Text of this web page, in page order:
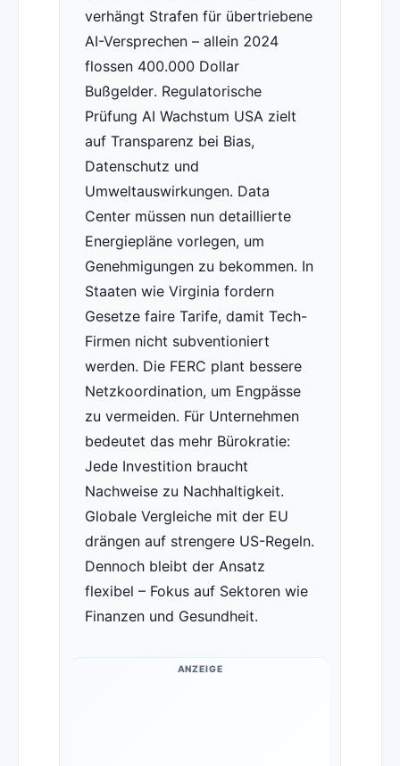
verhängt Strafen für übertriebene
AI-Versprechen – allein 2024
flossen 400.000 Dollar
Bußgelder. Regulatorische
Prüfung AI Wachstum USA zielt
auf Transparenz bei Bias,
Datenschutz und
Umweltauswirkungen. Data
Center müssen nun detaillierte
Energiepläne vorlegen, um
Genehmigungen zu bekommen. In
Staaten wie Virginia fordern
Gesetze faire Tarife, damit Tech-
Firmen nicht subventioniert
werden. Die FERC plant bessere
Netzkoordination, um Engpässe
zu vermeiden. Für Unternehmen
bedeutet das mehr Bürokratie:
Jede Investition braucht
Nachweise zu Nachhaltigkeit.
Globale Vergleiche mit der EU
drängen auf strengere US-Regeln.
Dennoch bleibt der Ansatz
flexibel – Fokus auf Sektoren wie
Finanzen und Gesundheit.
ANZEIGE